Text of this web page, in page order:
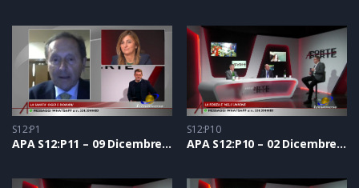
S12:P1
APA S12:P11 – 09 Dicembre 2021
S12:P10
APA S12:P10 – 02 Dicembre 2021